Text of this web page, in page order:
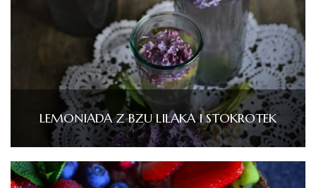
LEMONIADA Z BZU LILAKA I STOKROTEK